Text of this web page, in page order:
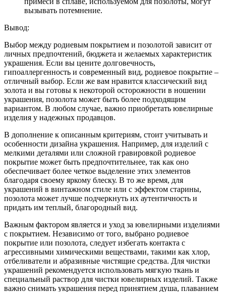
вызывать потемнение.
Вывод:
Выбор между родиевым покрытием и позолотой зависит от
личных предпочтений, бюджета и желаемых характеристик
украшения. Если вы цените долговечность,
гипоаллергенность и современный вид, родиевое покрытие –
отличный выбор. Если же вам нравится классический вид
золота и вы готовы к некоторой осторожности в ношении
украшения, позолота может быть более подходящим
вариантом. В любом случае, важно приобретать ювелирные
изделия у надежных продавцов.
В дополнение к описанным критериям, стоит учитывать и
особенности дизайна украшения. Например, для изделий с
мелкими деталями или сложной гравировкой родиевое
покрытие может быть предпочтительнее, так как оно
обеспечивает более четкое выделение этих элементов
благодаря своему яркому блеску. В то же время, для
украшений в винтажном стиле или с эффектом старины,
позолота может лучше подчеркнуть их аутентичность и
придать им теплый, благородный вид.
Важным фактором является и уход за ювелирными изделиями
с покрытием. Независимо от того, выбрано родиевое
покрытие или позолота, следует избегать контакта с
агрессивными химическими веществами, такими как хлор,
отбеливатели и абразивные чистящие средства. Для чистки
украшений рекомендуется использовать мягкую ткань и
специальный раствор для чистки ювелирных изделий. Также
важно снимать украшения перед принятием душа, плаванием